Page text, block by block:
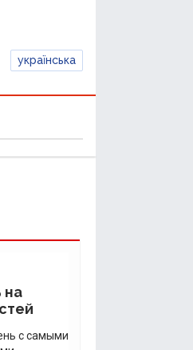
українська
на
с самыми